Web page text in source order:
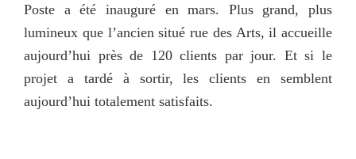
Poste a été inauguré en mars. Plus grand, plus
lumineux que l’ancien situé rue des Arts, il accueille
aujourd’hui près de 120 clients par jour. Et si le
projet a tardé à sortir, les clients en semblent
aujourd’hui totalement satisfaits.